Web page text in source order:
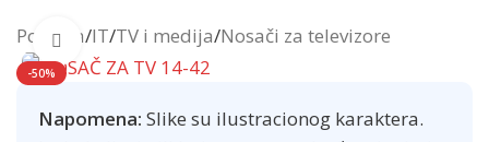
Početna/IT/TV i medija/Nosači za televizore
-50%
Click to enlarge
Napomena: Slike su ilustracionog karaktera.